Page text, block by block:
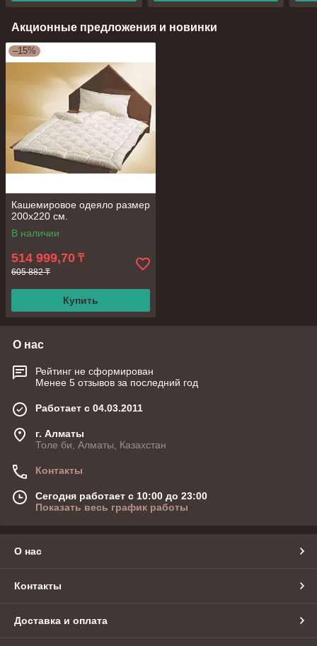
Акционные предложения и новинки
–15%
Кашемировое одеяло размер
200х220 см.
В наличии
514 999,70 ₸
605 882 ₸
Купить
О нас
Рейтинг не сформирован
Менее 5 отзывов за последний год
Работает с 04.03.2011
г. Алматы
Толе би, Алматы, Казахстан
Контакты
Сегодня работает с 10:00 до 23:00
Показать весь график работы
О нас
Контакты
Доставка и оплата